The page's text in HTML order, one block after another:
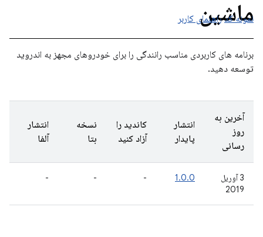
ماشین
نمونه کد راهنمای کاربر
برنامه های کاربردی مناسب رانندگی را برای خودروهای مجهز به اندروید
توسعه دهید.
آخرین به
روز
رسانی
انتشار
پایدار
کاندید را
آزاد کنید
نسخه
بتا
انتشار
آلفا
3 آوریل
2019
1.0.0
-
-
-